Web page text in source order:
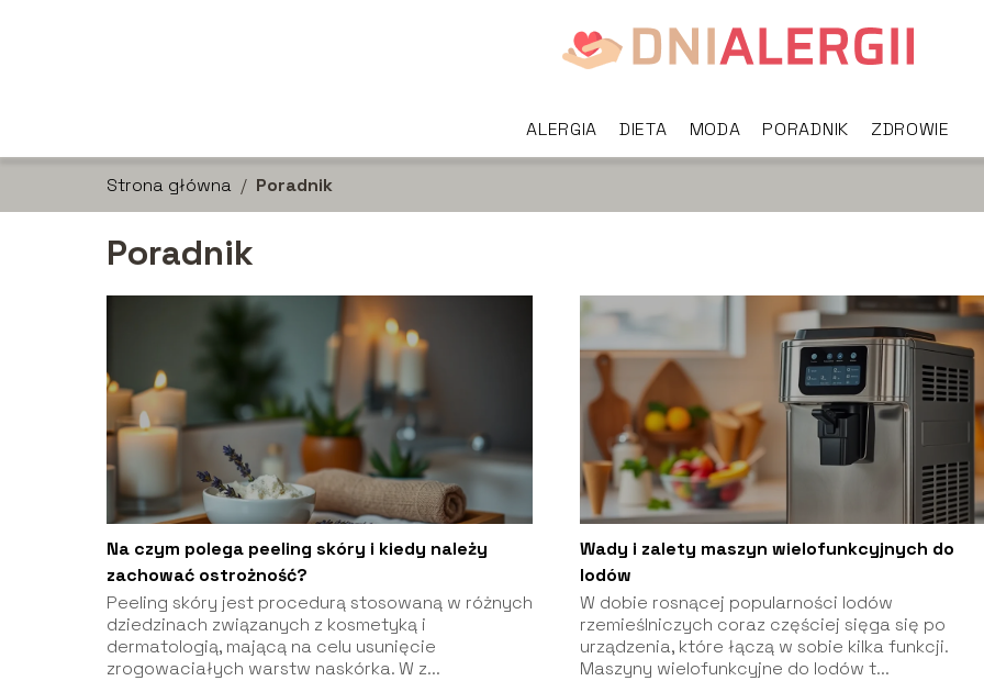
ALERGIA DIETA MODA PORADNIK ZDROWIE
Strona główna / Poradnik
Poradnik
Na czym polega peeling skóry i kiedy należy
zachować ostrożność?
Peeling skóry jest procedurą stosowaną w różnych
dziedzinach związanych z kosmetyką i
dermatologią, mającą na celu usunięcie
zrogowaciałych warstw naskórka. W z...
Wady i zalety maszyn wielofunkcyjnych do
lodów
W dobie rosnącej popularności lodów
rzemieślniczych coraz częściej sięga się po
urządzenia, które łączą w sobie kilka funkcji.
Maszyny wielofunkcyjne do lodów t...